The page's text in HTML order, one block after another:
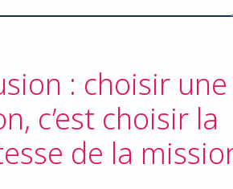
: choisir une
c’est choisir la
de la